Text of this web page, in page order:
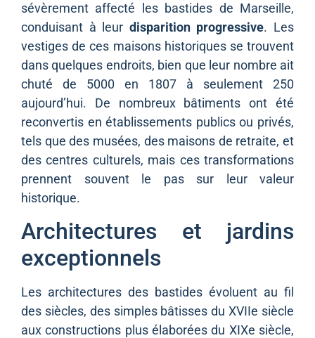
sévèrement affecté les bastides de Marseille,
conduisant à leur disparition progressive. Les
vestiges de ces maisons historiques se trouvent
dans quelques endroits, bien que leur nombre ait
chuté de 5000 en 1807 à seulement 250
aujourd’hui. De nombreux bâtiments ont été
reconvertis en établissements publics ou privés,
tels que des musées, des maisons de retraite, et
des centres culturels, mais ces transformations
prennent souvent le pas sur leur valeur
historique.
Architectures et jardins
exceptionnels
Les architectures des bastides évoluent au fil
des siècles, des simples bâtisses du XVIIe siècle
aux constructions plus élaborées du XIXe siècle,